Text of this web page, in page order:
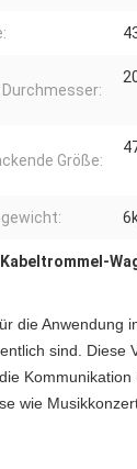
Größe:
die Anwendung
sind. Diese
wie